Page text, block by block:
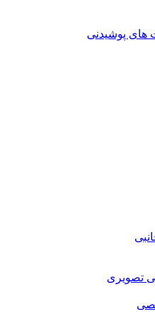
پوشیدنی
تصویری